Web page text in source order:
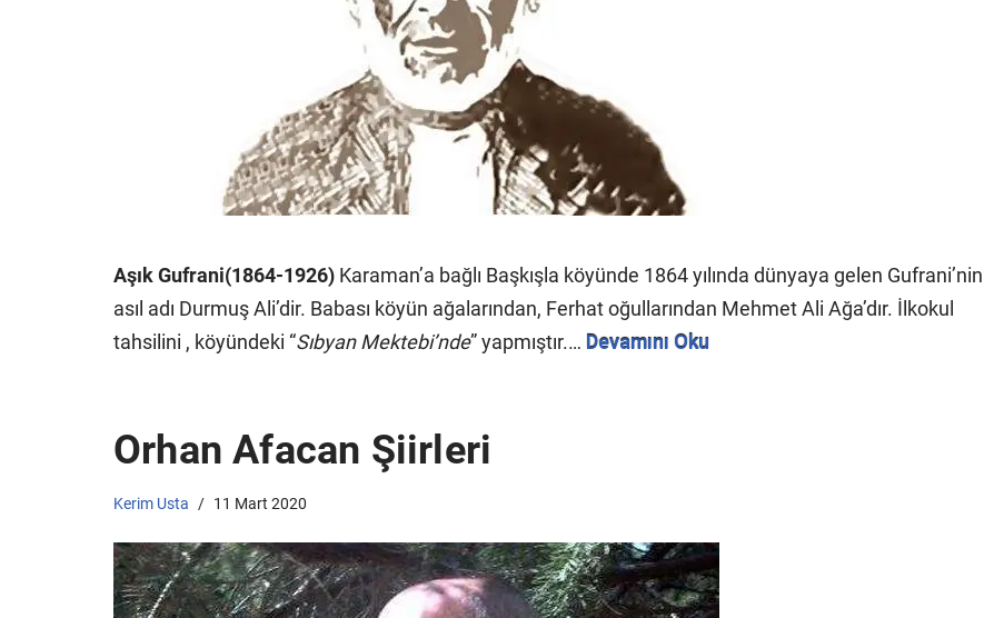
Aşık Gufrani(1864-1926) Karaman’a bağlı Başkışla köyünde 1864 yılında dünyaya gelen Gufrani’nin
asıl adı Durmuş Ali’dir. Babası köyün ağalarından, Ferhat oğullarından Mehmet Ali Ağa’dır. İlkokul
tahsilini , köyündeki “Sıbyan Mektebi’nde” yapmıştır.… Devamını Oku
Orhan Afacan Şiirleri
Kerim Usta 11 Mart 2020